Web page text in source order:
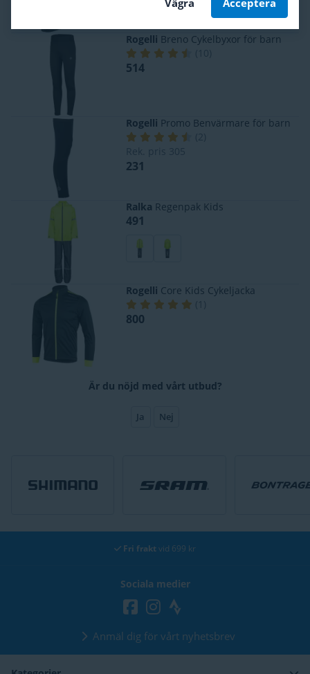
Rogelli Breno Cykelbyxor för barn
(
514
Rogelli Promo Benvärmare för barn
(2
Rek. pris
305
231
Ralka Regenpak Kids
491
Rogelli Core Kids Cykeljacka
(
800
Är du nöjd med vårt utbud?
Ja Nej
30 dagarsöppet köp
Sociala medier
Anmäl dig för vårt nyhetsbrev